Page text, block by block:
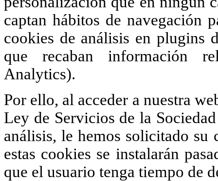
captan hábitos de navegación
cookies de análisis en plugins
que recaban información
Analytics).
Por ello, al acceder a nuestra
Ley de Servicios de la
análisis, le hemos solicitado su
estas cookies se instalarán
que el usuario tenga tiempo de